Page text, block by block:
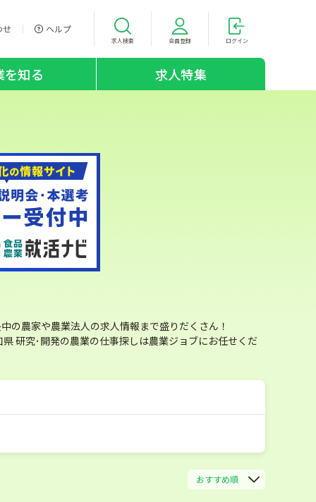
せ ヘルプ
求人検索 会員登録 ログイン
を知る 求人特集
の農家や農業法人の求人情報まで盛りだくさん！
研究･開発の農業の仕事探しは農業ジョブにお任せくだ
おすすめ順